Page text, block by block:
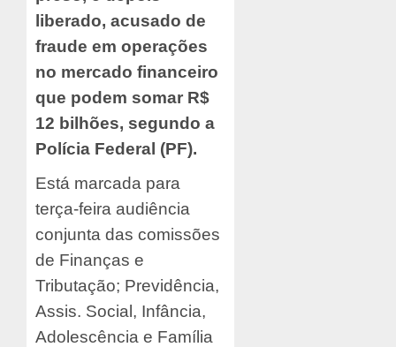
liberado, acusado de
fraude em operações
no mercado financeiro
que podem somar R$
12 bilhões, segundo a
Polícia Federal (PF).
Está marcada para
terça-feira audiência
conjunta das comissões
de Finanças e
Tributação; Previdência,
Assis. Social, Infância,
Adolescência e Família